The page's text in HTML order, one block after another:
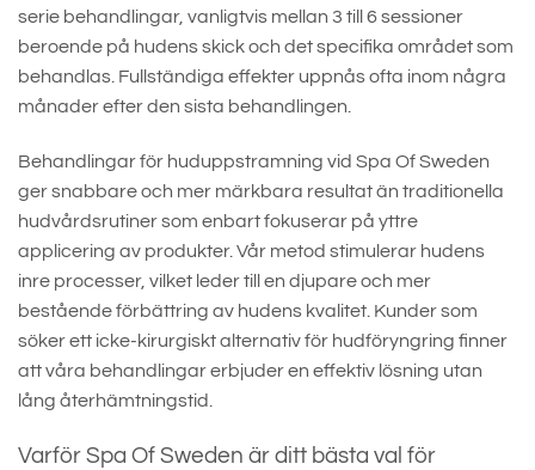
serie behandlingar, vanligtvis mellan 3 till 6 sessioner
beroende på hudens skick och det specifika området som
behandlas. Fullständiga effekter uppnås ofta inom några
månader efter den sista behandlingen.
Behandlingar för huduppstramning vid Spa Of Sweden
ger snabbare och mer märkbara resultat än traditionella
hudvårdsrutiner som enbart fokuserar på yttre
applicering av produkter. Vår metod stimulerar hudens
inre processer, vilket leder till en djupare och mer
bestående förbättring av hudens kvalitet. Kunder som
söker ett icke-kirurgiskt alternativ för hudföryngring finner
att våra behandlingar erbjuder en effektiv lösning utan
lång återhämtningstid.
Varför Spa Of Sweden är ditt bästa val för